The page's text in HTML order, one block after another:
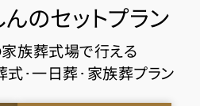
のセットプラン
族葬式場で行える
･一日葬･家族葬プラン